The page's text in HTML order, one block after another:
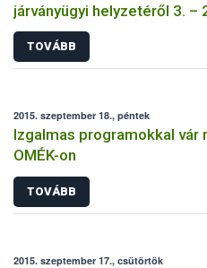
járványügyi helyzetéről 3.
TOVÁBB
2015. szeptember 18., péntek
Izgalmas programokkal vár
OMÉK-on
TOVÁBB
2015. szeptember 17., csütörtök